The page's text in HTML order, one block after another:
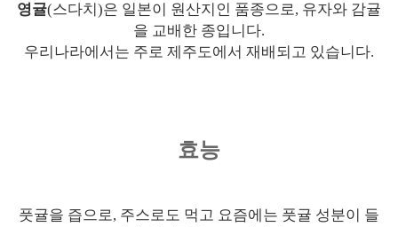
영귤(스다치)은 일본이 원산지인 품종으로, 유자와 감귤
을 교배한 종입니다.
우리나라에서는 주로 제주도에서 재배되고 있습니다.
효능
풋귤을 즙으로, 주스로도 먹고 요즘에는 풋귤 성분이 들